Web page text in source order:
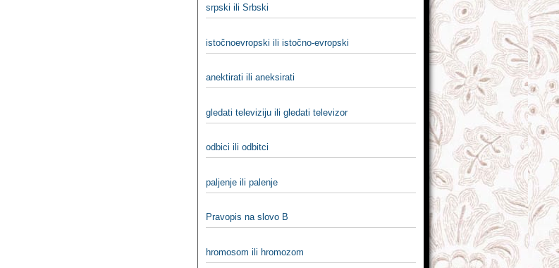
srpski ili Srbski
istočnoevropski ili istočno-evropski
anektirati ili aneksirati
gledati televiziju ili gledati televizor
odbici ili odbitci
paljenje ili palenje
Pravopis na slovo B
hromosom ili hromozom